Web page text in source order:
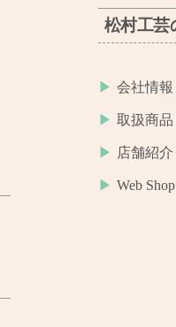
松村工芸
会社情報
取扱商品
店舗紹介
Web Shop